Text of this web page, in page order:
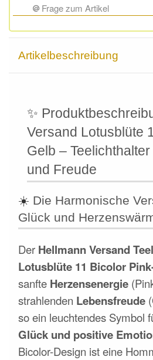
Frage zum Artikel
Artikelbeschreibung
✨
Versand Lotusblüte
Gelb –
und Freude
☀️ Die Harmonische
Glück und
Der Hellmann Versand
Lotusblüte 11 Bicolor
sanfte Herzensenergie
strahlenden Lebensfreude
so ein leuchtendes Symbol
Glück und positive
Bicolor-Design ist eine